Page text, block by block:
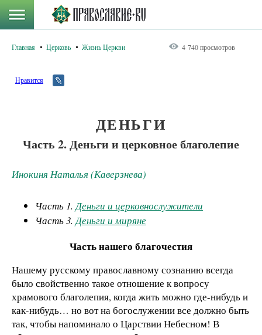
Главная Церковь Жизнь Церкви 4 740 просмотров
Нравится
ДЕНЬГИ
Часть 2. Деньги и церковное благолепие
Инокиня Наталья (Каверзнева)
Часть 1.Деньги и церковнослужители
Часть 3.Деньги и миряне
Часть нашего благочестия
Нашему русскому православному сознанию всегда
было свойственно такое отношение к вопросу
храмового благолепия, когда жить можно где-нибудь и
как-нибудь… но вот на богослужении все должно быть
так, чтобы напоминало о Царствии Небесном! В